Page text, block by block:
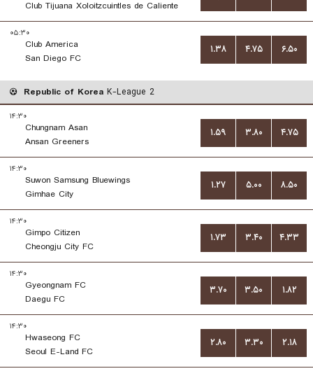
Club Tijuana Xoloitzcuintles de Caliente
۰۵:۳۰
Club America
San Diego FC
۱.۳۸ ۴.۷۵ ۶.۵۰
Republic of Korea K-League 2
۱۴:۳۰
Chungnam Asan
Ansan Greeners
۱.۵۹ ۳.۸۰ ۴.۷۵
۱۴:۳۰
Suwon Samsung Bluewings
Gimhae City
۱.۲۷ ۵.۰۰ ۸.۵۰
۱۴:۳۰
Gimpo Citizen
Cheongju City FC
۱.۷۳ ۳.۴۰ ۴.۳۳
۱۴:۳۰
Gyeongnam FC
Daegu FC
۳.۷۰ ۳.۵۰ ۱.۸۲
۱۴:۳۰
Hwaseong FC
Seoul E-Land FC
۲.۸۰ ۳.۳۰ ۲.۱۸